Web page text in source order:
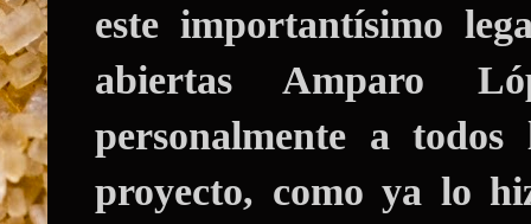
este importantísimo
abiertas Amparo
personalmente a todos
proyecto, como ya lo